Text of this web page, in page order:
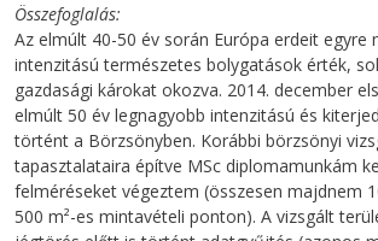
Összefoglalás
Az elmúlt 40-50 év során Európa erdeit egyre
intenzitású természetes bolygatások érték,
gazdasági károkat okozva. 2014. december
elmúlt 50 év legnagyobb intenzitású és
történt a Börzsönyben. Korábbi börzsönyi
tapasztalataira építve MSc diplomamunkám
felméréseket végeztem (összesen majdnem
500 m²-es mintavételi ponton). A vizsgált